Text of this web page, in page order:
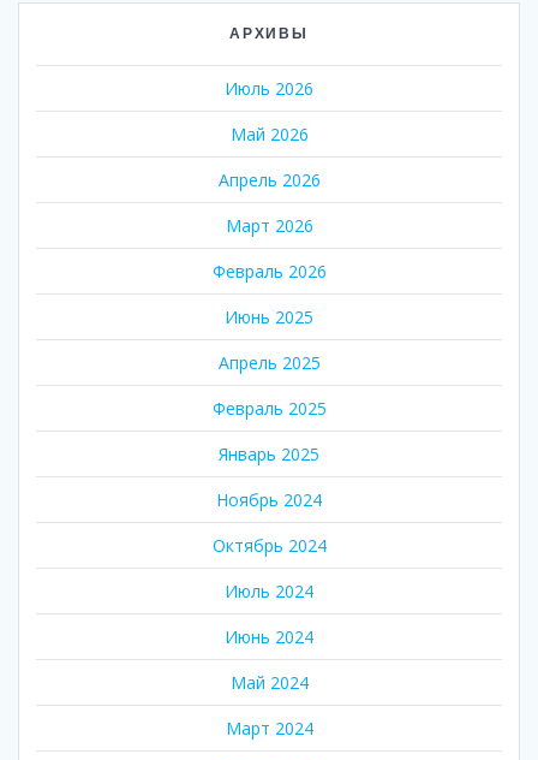
АРХИВЫ
Июль 2026
Май 2026
Апрель 2026
Март 2026
Февраль 2026
Июнь 2025
Апрель 2025
Февраль 2025
Январь 2025
Ноябрь 2024
Октябрь 2024
Июль 2024
Июнь 2024
Май 2024
Март 2024